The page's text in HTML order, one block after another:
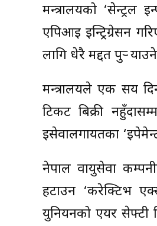
मन्त्रालयको ‘सेन्ट्रल
एपिआई इन्ट्रिग्रेसन
लागि धेरै मद्दत पुर्‍
मन्त्रालयले एक सय
टिकट बिक्री
इसेवालगायतका
नेपाल वायुसेवा
हटाउन ‘करेक्टिभ
युनियनको एयर सेफ्टी